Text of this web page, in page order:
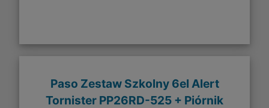
Paso Zestaw Szkolny 6el Alert
Tornister PP26RD-525 + Piórnik